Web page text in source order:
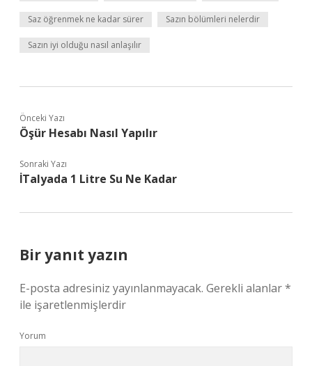
Saz öğrenmek ne kadar sürer Sazın bölümleri nelerdir
Sazın iyi olduğu nasıl anlaşılır
Önceki Yazı
Öşür Hesabı Nasıl Yapılır
Sonraki Yazı
İTalyada 1 Litre Su Ne Kadar
Bir yanıt yazın
E-posta adresiniz yayınlanmayacak. Gerekli alanlar*
ile işaretlenmişlerdir
Yorum